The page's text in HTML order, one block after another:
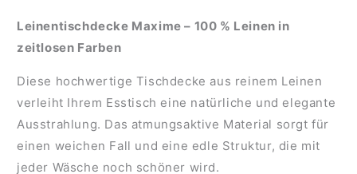
Leinentischdecke Maxime – 100 % Leinen in
zeitlosen Farben
Diese hochwertige Tischdecke aus reinem Leinen
verleiht Ihrem Esstisch eine natürliche und elegante
Ausstrahlung. Das atmungsaktive Material sorgt für
einen weichen Fall und eine edle Struktur, die mit
jeder Wäsche noch schöner wird.